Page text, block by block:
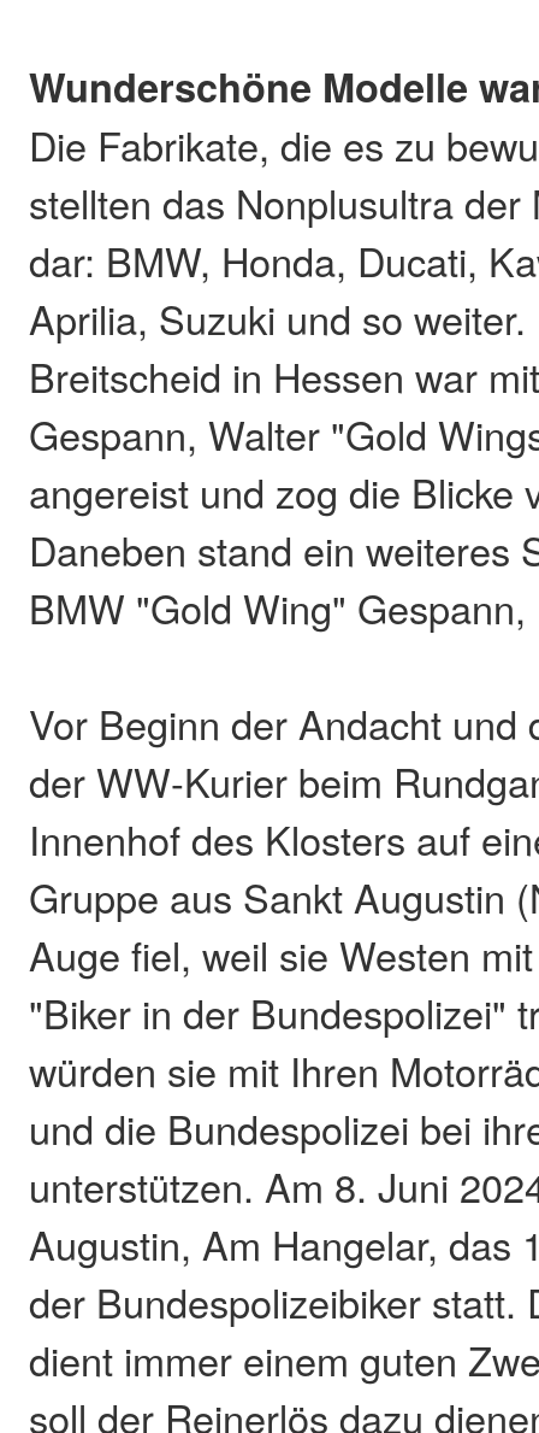
Wunderschöne Modelle
Die Fabrikate, die es zu
stellten das Nonplusultra der
dar: BMW, Honda, Ducati,
Aprilia, Suzuki und so
Breitscheid in Hessen war
Gespann, Walter "Gold
angereist und zog die Blicke
Daneben stand ein weiteres
BMW "Gold Wing"
Vor Beginn der Andacht und
der WW-Kurier beim
Innenhof des Klosters auf
Gruppe aus Sankt Augustin
Auge fiel, weil sie Westen
"Biker in der Bundespolizei"
würden sie mit Ihren
und die Bundespolizei bei
unterstützen. Am 8. Juni
Augustin, Am Hangelar, das
der Bundespolizeibiker statt.
dient immer einem guten
soll der Reinerlös dazu